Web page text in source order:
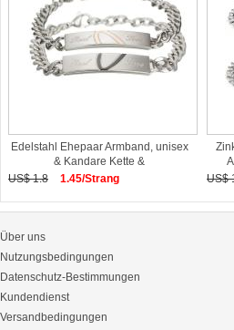
Edelstahl Ehepaar Armband, unisex
& Kandare Kette &
US$ 1.8
1.45/Strang
US$
Über uns
Nutzungsbedingungen
Datenschutz-Bestimmungen
Kundendienst
Versandbedingungen